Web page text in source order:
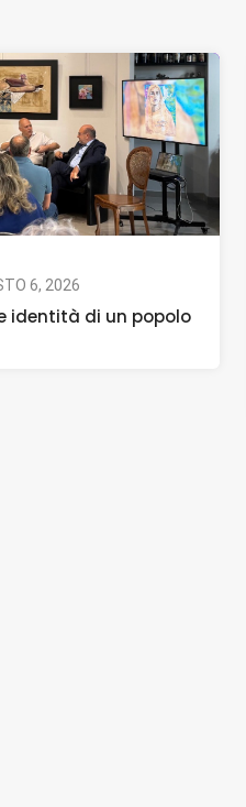
6, 2026
identità di un popolo